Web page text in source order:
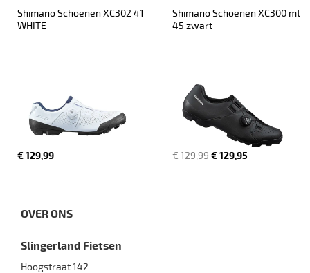
Shimano Schoenen XC302 41
WHITE
€ 129,99
Shimano Schoenen XC300 mt
45 zwart
€ 129,99€ 129,95
OVER ONS
Slingerland Fietsen
Hoogstraat 142